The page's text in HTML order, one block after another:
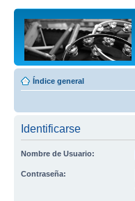
Índice general
Identificarse
Nombre de Usuario:
Contraseña: